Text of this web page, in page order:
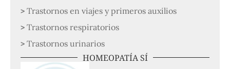
Trastornos en viajes y primeros auxilios
Trastornos respiratorios
Trastornos urinarios
HOMEOPATÍA SÍ